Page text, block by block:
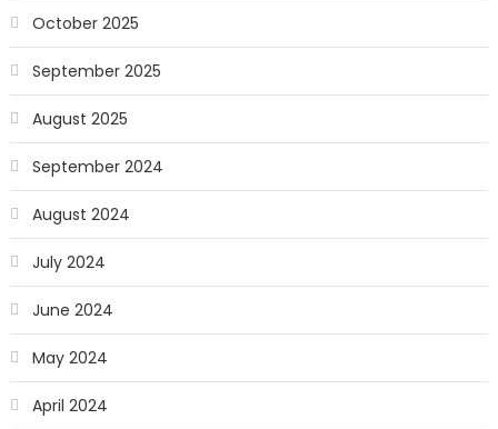
October 2025
September 2025
August 2025
September 2024
August 2024
July 2024
June 2024
May 2024
April 2024